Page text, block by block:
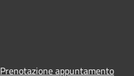
Prenotazione appuntamento